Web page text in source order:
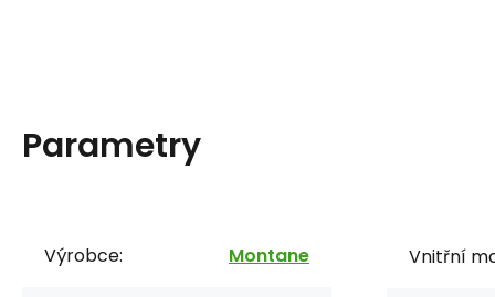
Parametry
Výrobce: Montane Vnitřní